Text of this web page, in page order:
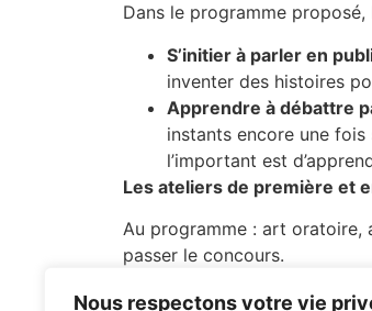
Nous respectons votre vie
Dans le programme proposé,
S’initier à parler en
inventer des histoires
Apprendre à débattre
instants encore une
l’important est
Les ateliers de première et
Au programme : art oratoire,
passer le concours.
L’art oratoire est composé,